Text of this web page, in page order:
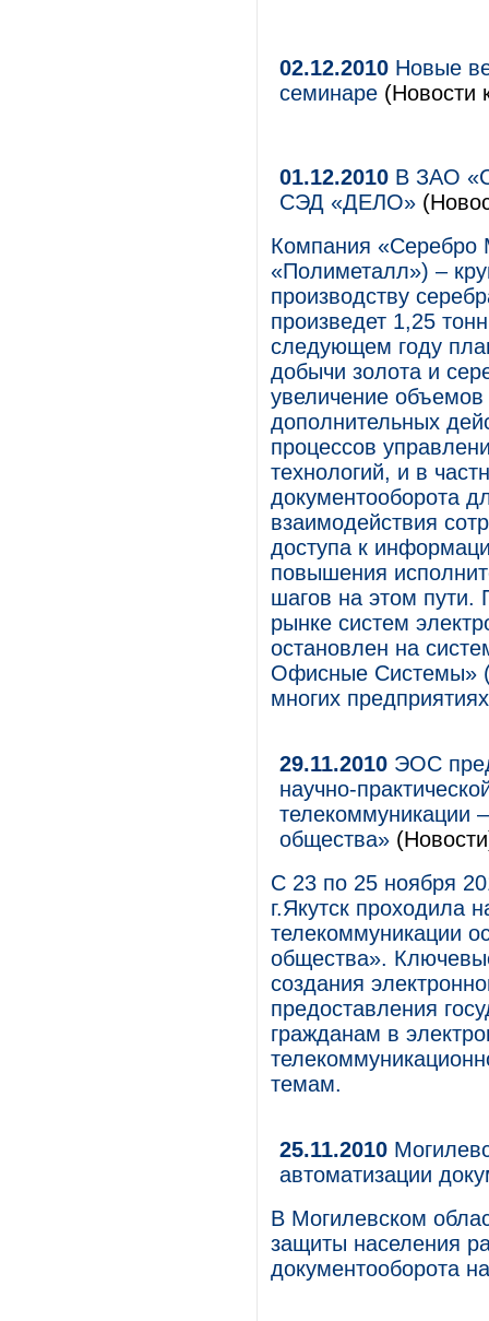
02.12.2010 Новые
семинаре (Новости
01.12.2010 В ЗАО
СЭД «ДЕЛО»
Компания «Серебро
«Полиметалл») –
производству
произведет 1,25
следующем году
добычи золота и
увеличение объемов
дополнительных
процессов
технологий, и в
документооборота
взаимодействия
доступа к
повышения
шагов на этом пути.
рынке систем
остановлен на
Офисные Системы»
многих
29.11.2010 ЭОС
научно-
телекоммуникации
общества»
С 23 по 25 ноября
г.Якутск проходила
телекоммуникации
общества».
создания
предоставления
гражданам в
темам.
25.11.2010
автоматизации
В Могилевском
защиты населения
документооборота